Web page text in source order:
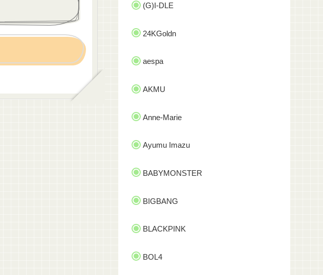
(G)I-DLE
24KGoldn
aespa
AKMU
Anne-Marie
Ayumu Imazu
BABYMONSTER
BIGBANG
BLACKPINK
BOL4